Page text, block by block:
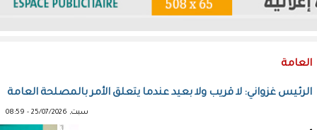
العامة
الرئيس غزواني: لا قريب ولا بعيد عندما يتعلق الأمر بالمصلحة العامة
سبت, 25/07/2026 - 08:59